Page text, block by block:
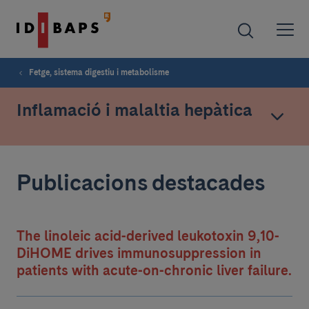
Fetge, sistema digestiu i metabolisme
Inflamació i malaltia hepàtica
Publicacions destacades
The linoleic acid-derived leukotoxin 9,10-
DiHOME drives immunosuppression in
patients with acute-on-chronic liver failure.